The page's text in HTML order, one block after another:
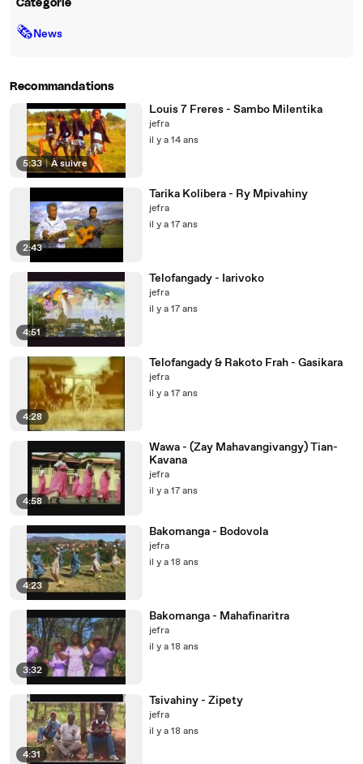
Catégorie
🗞News
Recommandations
5:33 | À suivre
Louis 7 Freres - Sambo Milentika
jefra
il y a 14 ans
2:43
Tarika Kolibera - Ry Mpivahiny
jefra
il y a 17 ans
4:51
Telofangady - Iarivoko
jefra
il y a 17 ans
4:28
Telofangady & Rakoto Frah - Gasikara
jefra
il y a 17 ans
4:58
Wawa - (Zay Mahavangivangy) Tian-
Kavana
jefra
il y a 17 ans
4:23
Bakomanga - Bodovola
jefra
il y a 18 ans
3:32
Bakomanga - Mahafinaritra
jefra
il y a 18 ans
4:31
Tsivahiny - Zipety
jefra
il y a 18 ans